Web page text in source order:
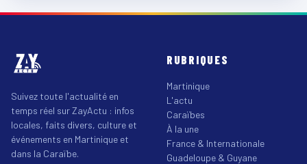
Suivez toute l'actualité en
temps réel sur ZayActu : infos
locales, faits divers, culture et
événements en Martinique et
dans la Caraïbe.
RUBRIQUES
Martinique
L'actu
Caraïbes
À la une
France & Internationale
Guadeloupe & Guyane